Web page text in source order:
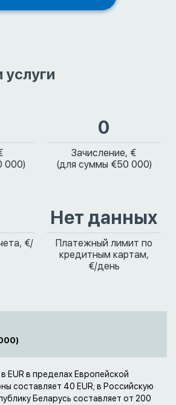
000)
0
Зачисление, €
(для суммы €50 000)
€/
Нет данных
Платежный лимит по
кредитным картам,
€/день
EUR в пределах Европейской
составляет 40 EUR; в Российскую
Беларусь составляет от 200